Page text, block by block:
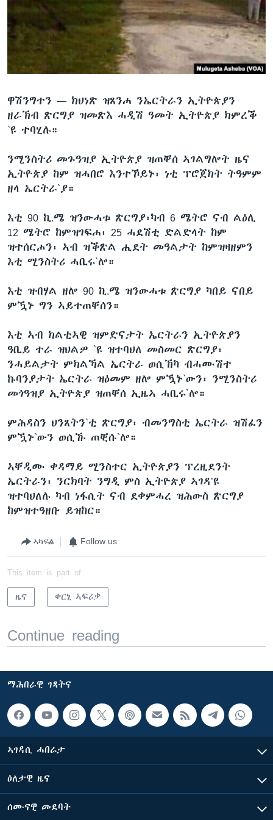
ቂሔ ጽልሚ
ቋንቋታት
ዋሽንግተን — ክህነጽ ዝጸንሐ ንኤርትራን ኢትዮጵያን
ዘራኽብ ጽርግያ ዝመጽእ ሓዲሽ ዓመት ኢትዮጵያ ክምረቕ
`ዩ ተባሂሉ።
ንሚንስትሪ መጉዓዝያ ኢትዮጵያ ዝጠቐሰ ኣገልግሎት ዜና
ኢትዮጵያ ከም ዝሓበሮ እንተኾይኑ፡ ነቲ ፕሮጀክት ትዓምም
ዘላ ኤርትራ`ያ።
እቲ 90 ኪ.ሜ ዝንውሓቱ ጽርግያ፡ካብ 6 ሜትሮ ናብ ልዕሊ
12 ሜትሮ ከምዝገፍሐ፡ 25 ሓደሽቲ ድልድላት ከም
ዝተሰርሖን፡ ኣብ ዝቕጽል ሒደት መዓልታት ከምዝዛዘምን
እቲ ሚንስትሪ ሓቢሩ`ሎ።
እቲ ዝብሃል ዘሎ 90 ኪ.ሜ ዝንውሓቱ ጽርግያ ካበይ ናበይ
ምዃኑ ግን ኣይተጠቐሰን።
እቲ ኣብ ክልቲኣዊ ዝምድናታት ኤርትራን ኢትዮጵያን
ዓቢይ ተራ ዝህልዎ `ዩ ዝተባህለ መስመር ጽርግያ፡
ንሓይልታት ምክልኻል ኤርትራ ወሲኽካ ብሓሙሽተ
ኩባንያታት ኤርትራ ዝዕመም ዘሎ ምዃኑ`ውን፡ ንሚንስትሪ
መጎዓዝያ ኢትዮጵያ ዝጠቐሰ ኢዜኣ ሓቢሩ`ሎ።
ምሕዳስን ህንጸትን`ቲ ጽርግያ፡ ብመንግስቲ ኤርትራ ዝሽፈን
ምዃኑ`ውን ወሲኹ ጠቒሱ`ሎ።
ኣቐዲሙ ቀዳማይ ሚንስተር ኢትዮጵያን ፕረዚደንት
ኤርትራን፡ ንርክባት ንግዲ ምስ ኢትዮጵያ ኣገዳ’ዩ
ዝተባህለሉ ካብ ነፋሲት ናብ ደቀምሓረ ዝሕውስ ጽርግያ
ከምዝተዓዘቡ ይዝከር።
ኣካፍል Follow us
This item is part of
ዜና ቀርኒ ኣፍሪቃ
Continue reading
ማሕበራዊ ገጻትና
ኣገዳሲ ሓበሬታ
ዕለታዊ ዜና
ሰሙናዊ መደባት